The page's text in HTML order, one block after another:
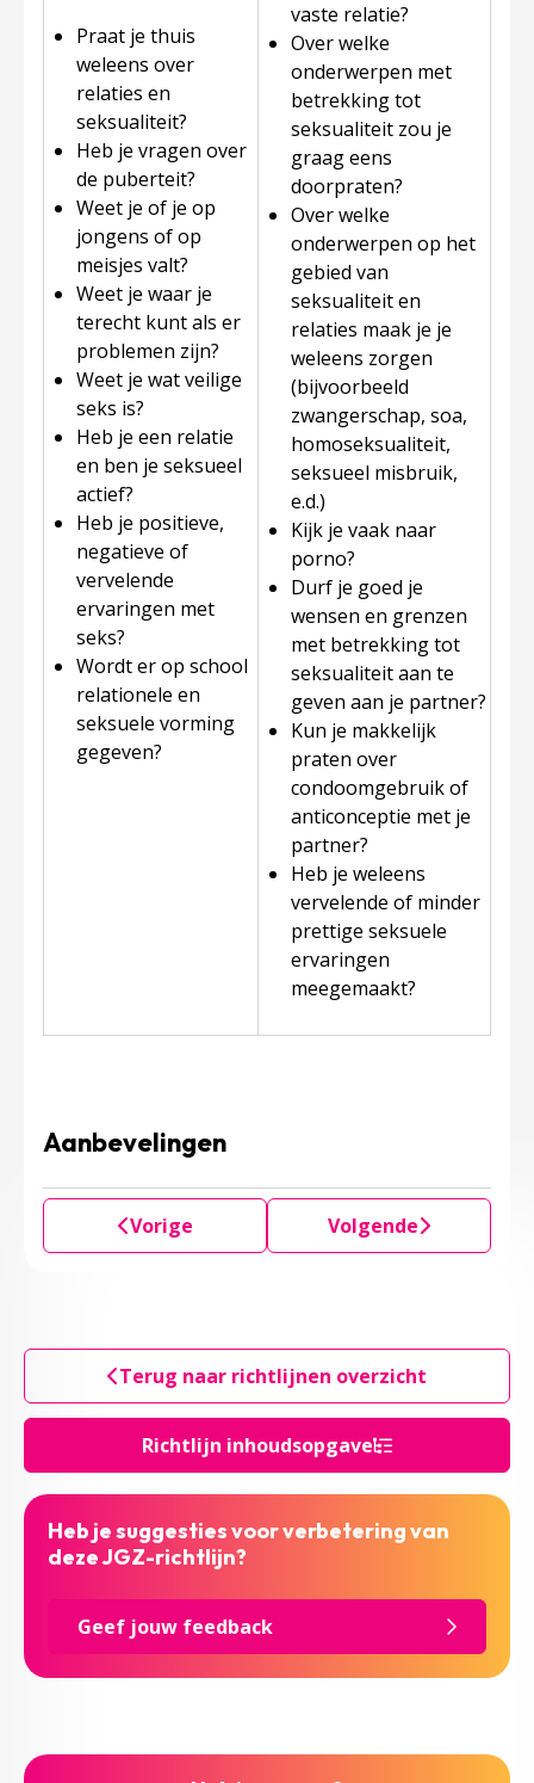
Richtlijn inhoudsopgave
Praat je thuis
weleens over
relaties en
seksualiteit?
Heb je vragen over
de puberteit?
Weet je of je op
jongens of op
meisjes valt?
Weet je waar je
terecht kunt als er
problemen zijn?
Weet je wat veilige
seks is?
Heb je een relatie
en ben je seksueel
actief?
Heb je positieve,
negatieve of
vervelende
ervaringen met
seks?
Wordt er op school
relationele en
seksuele vorming
gegeven?
vaste relatie?
Over welke
onderwerpen met
betrekking tot
seksualiteit zou je
graag eens
doorpraten?
Over welke
onderwerpen op het
gebied van
seksualiteit en
relaties maak je je
weleens zorgen
(bijvoorbeeld
zwangerschap, soa,
homoseksualiteit,
seksueel misbruik,
e.d.)
Kijk je vaak naar
porno?
Durf je goed je
wensen en grenzen
met betrekking tot
seksualiteit aan te
geven aan je partner?
Kun je makkelijk
praten over
condoomgebruik of
anticonceptie met je
partner?
Heb je weleens
vervelende of minder
prettige seksuele
ervaringen
meegemaakt?
Aanbevelingen
Vorige Volgende
Terug naar richtlijnen overzicht
Heb je suggesties voor verbetering van
deze JGZ-richtlijn?
Geef jouw feedback